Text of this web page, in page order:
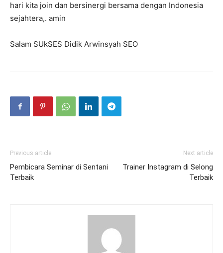
hari kita join dan bersinergi bersama dengan Indonesia
sejahtera,. amin
Salam SUkSES Didik Arwinsyah SEO
Previous article
Pembicara Seminar di Sentani
Terbaik
Next article
Trainer Instagram di Selong
Terbaik